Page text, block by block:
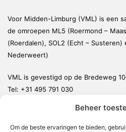
Beheer
Om de beste ervaringen te bieden,
Voor Midden-Limburg (VML) is een
de omroepen ML5 (Roermond –
(Roerdalen), SOL2 (Echt – Susteren)
Nederweert)
VML is gevestigd op de Bredeweg
Tel: +31 495 791 030
Weert